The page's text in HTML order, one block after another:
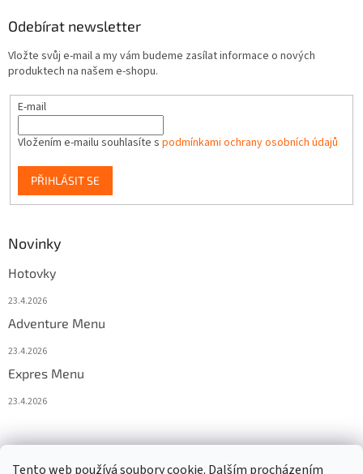
Tento web používá soubory cookie. Dalším procházením
Odebírat newsletter
Vložte svůj e-mail a my vám budeme zasílat informace o nových
produktech na našem e-shopu.
E-mail
Vložením e-mailu souhlasíte s podmínkami ochrany osobních údajů
PŘIHLÁSIT SE
Novinky
Hotovky
23.4.2026
Adventure Menu
23.4.2026
Expres Menu
23.4.2026